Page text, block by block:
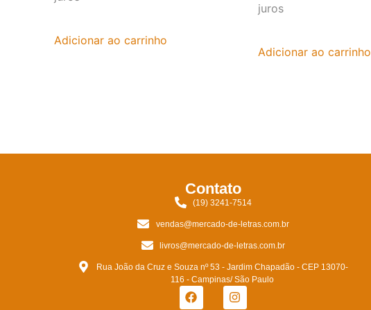
Adicionar ao carrinho
juros
Adicionar ao carrinho
Contato
(19) 3241-7514
vendas@mercado-de-letras.com.br
livros@mercado-de-letras.com.br
Rua João da Cruz e Souza nº 53 - Jardim Chapadão - CEP 13070-
116 - Campinas/ São Paulo